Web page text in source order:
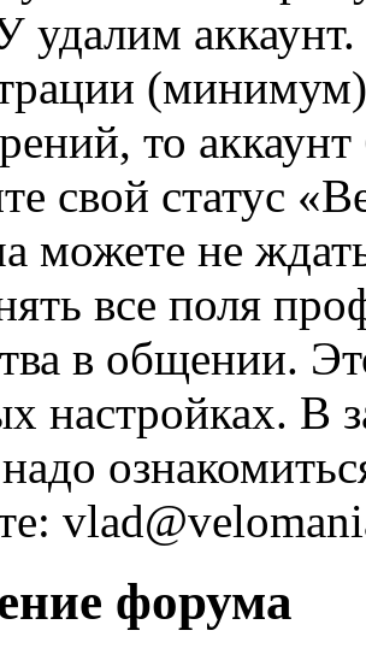
удалим
то
свой статус
можете не
все поля
в общении.
настройках. В
форума